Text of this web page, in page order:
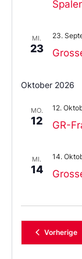
MI.
23
23.
Oktober 2026
MO.
12 GR-
12.
MI.
14
14.
Vorherige